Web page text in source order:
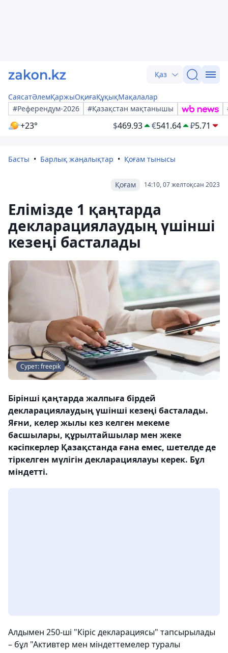
Қаз
СаясатӘлемҚаржыОқиғаҚұқықМақалалар
#Референдум-2026
#Қазақстан мақтанышы
+23° $469.93 €541.64 ₽5.71
Басты Барлық жаңалықтар Қоғам тынысы
14:10, 07 желтоқсан 2023
Қоғам
Елімізде 1 қаңтарда
декларациялаудың үшінші
кезеңі басталады
Сурет: freepik
Бірінші қаңтарда жалпыға бірдей
декларациялаудың үшінші кезеңі басталады.
Яғни, келер жылы кез келген мекеме
басшылары, құрылтайшылар мен жеке
кәсіпкерлер Қазақстанда ғана емес, шетелде де
тіркелген мүлігін декларациялауы керек. Бұл
міндетті.
Алдымен 250-ші "Кіріс декларациясы" тапсырылады
– бұл "Активтер мен міндеттемелер туралы